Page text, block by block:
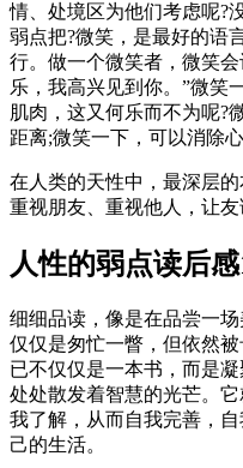
情、处境区为他们考虑呢
弱点把?微笑，是最好的语
行。做一个微笑者，微笑
乐，我高兴见到你。”微笑
肌肉，这又何乐而不为呢?
距离;微笑一下，可以消除
在人类的天性中，最深层
重视朋友、重视他人，让友
人性的弱点读后
细细品读，像是在品尝一
仅仅是匆忙一瞥，但依然
已不仅仅是一本书，而是
处处散发着智慧的光芒。
我了解，从而自我完善，
己的生活。